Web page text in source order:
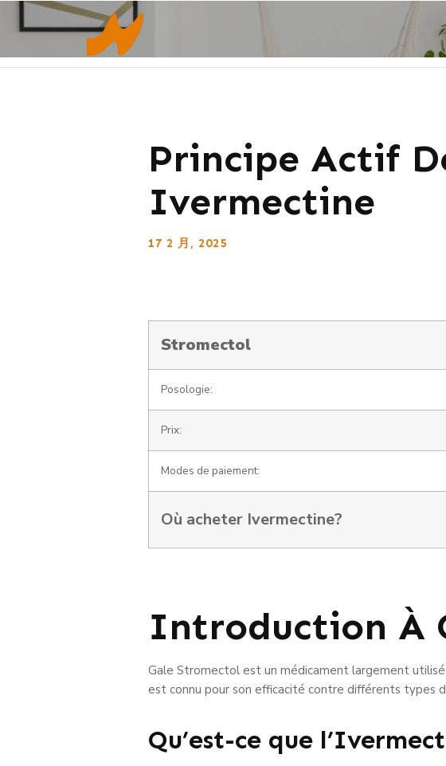
Principe Actif
Ivermectine
17 2 月, 2025
Stromectol
Posologie:
Prix:
Modes de paiement:
Où acheter Ivermectine?
Introduction À
Gale Stromectol est un médicament largement
est connu pour son efficacité contre différents types
Qu’est-ce que